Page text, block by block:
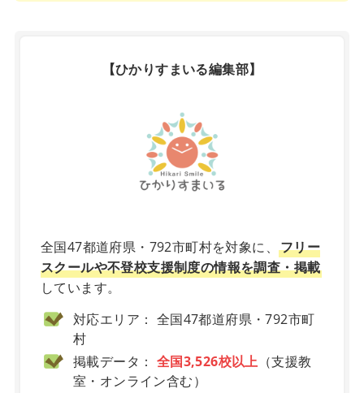
【ひかりすまいる編集部】
全国47都道府県・792市町村を対象に、 フリー
スクールや不登校支援制度の情報を調査・掲載
しています。
対応エリア： 全国47都道府県・792市町
村
掲載データ： 全国3,526校以上 （支援教
室・オンライン含む）